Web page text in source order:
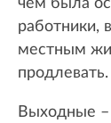
чем была
работники,
местным
продлевать.
Выходные –